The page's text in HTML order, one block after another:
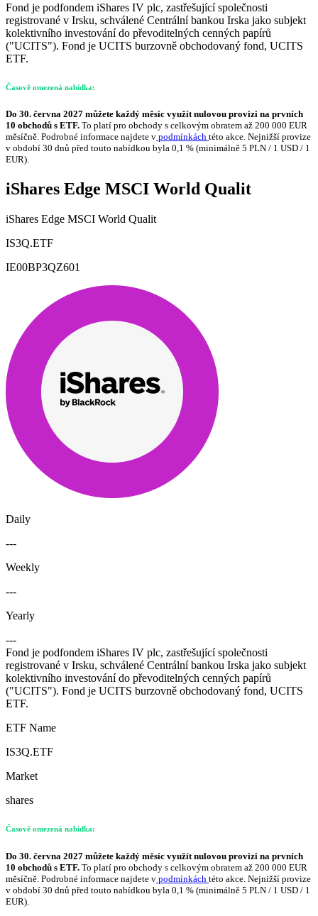
Fond je podfondem iShares IV plc, zastřešující společnosti
registrované v Irsku, schválené Centrální bankou Irska jako subjekt
kolektivního investování do převoditelných cenných papírů
("UCITS"). Fond je UCITS burzovně obchodovaný fond, UCITS
ETF.
Časově omezená nabídka:
Do 30. června 2027 můžete každý měsíc využít nulovou provizi na prvních
10 obchodů s ETF. To platí pro obchody s celkovým obratem až 200 000 EUR
měsíčně. Podrobné informace najdete v podmínkách této akce. Nejnižší provize
v období 30 dnů před touto nabídkou byla 0,1 % (minimálně 5 PLN / 1 USD / 1
EUR).
iShares Edge MSCI World Qualit
iShares Edge MSCI World Qualit
IS3Q.ETF
IE00BP3QZ601
Daily
---
Weekly
---
Yearly
---
Fond je podfondem iShares IV plc, zastřešující společnosti
registrované v Irsku, schválené Centrální bankou Irska jako subjekt
kolektivního investování do převoditelných cenných papírů
("UCITS"). Fond je UCITS burzovně obchodovaný fond, UCITS
ETF.
ETF Name
IS3Q.ETF
Market
shares
Časově omezená nabídka:
Do 30. června 2027 můžete každý měsíc využít nulovou provizi na prvních
10 obchodů s ETF. To platí pro obchody s celkovým obratem až 200 000 EUR
měsíčně. Podrobné informace najdete v podmínkách této akce. Nejnižší provize
v období 30 dnů před touto nabídkou byla 0,1 % (minimálně 5 PLN / 1 USD / 1
EUR).